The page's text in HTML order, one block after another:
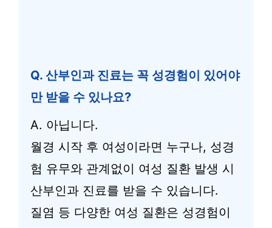
Q. 산부인과 진료는 꼭 성경험이 있어야
만 받을 수 있나요?
A. 아닙니다.
월경 시작 후 여성이라면 누구나, 성경
험 유무와 관계없이 여성 질환 발생 시
산부인과 진료를 받을 수 있습니다.
질염 등 다양한 여성 질환은 성경험이